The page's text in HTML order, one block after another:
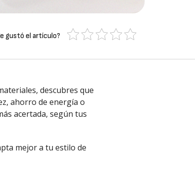
gustó el artículo?
descubres que
ahorro de energía o
acertada, según tus
mejor a tu estilo de